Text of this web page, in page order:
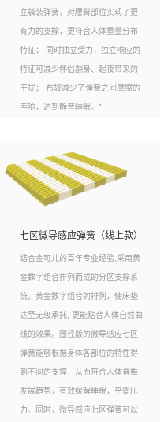
立袋装弹簧，对腰臀部位实现了更
有力的支撑，更符合人体重量分布
特征； 同时独立受力，独立响应的
特征可减少伴侣翻身、起夜带来的
干扰； 布袋减少了弹簧之间摩擦的
声响，达到静音睡眠。"
七区微导感应弹簧（线上款）
结合金可儿的百年专业经验,采用黄
金数字组合排列而成的分区支撑系
统。黄金数字组合的排列，使床垫
达至无级承托, 更能贴合人体自然曲
线的效果。圈径版的微导感应七区
弹簧能够根据身体各部位的特性得
到不同的支撑，从而符合人体脊椎
发展趋势，有效缓解睡眠，平衡压
力。同时，微导感应七区弹簧可以